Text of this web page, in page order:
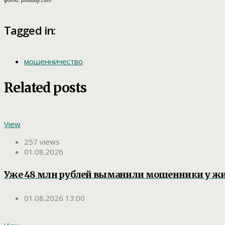
Tagged in:
мошенничество
Related posts
View
257 views
01.08.2026
Уже 48 млн рублей выманили мошенники у
01.08.2026 13:00